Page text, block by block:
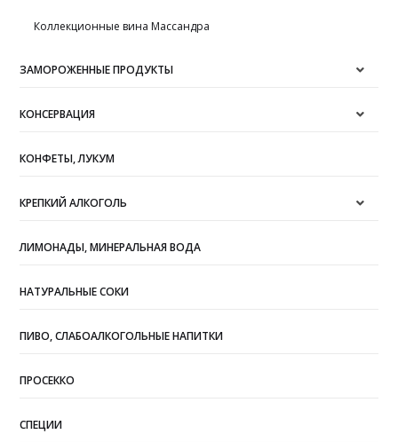
Коллекционные вина Массандра
ЗАМОРОЖЕННЫЕ ПРОДУКТЫ
КОНСЕРВАЦИЯ
КОНФЕТЫ, ЛУКУМ
КРЕПКИЙ АЛКОГОЛЬ
ЛИМОНАДЫ, МИНЕРАЛЬНАЯ ВОДА
НАТУРАЛЬНЫЕ СОКИ
ПИВО, СЛАБОАЛКОГОЛЬНЫЕ НАПИТКИ
ПРОСЕККО
СПЕЦИИ